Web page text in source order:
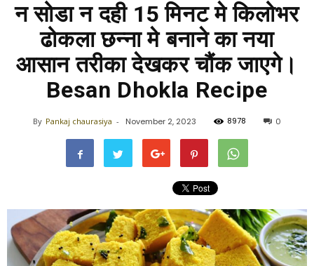
न सोडा न दही 15 मिनट मे किलोभर
ढोकला छन्ना मे बनाने का नया
आसान तरीका देखकर चौंक जाएगे।
Besan Dhokla Recipe
By Pankaj chaurasiya - November 2, 2023 8978 0